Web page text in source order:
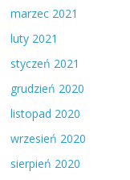
marzec 2021
luty 2021
styczeń 2021
grudzień 2020
listopad 2020
wrzesień 2020
sierpień 2020